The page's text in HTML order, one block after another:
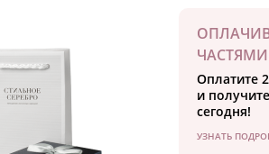
Оплатите
и
сегодня!
УЗНАТЬ